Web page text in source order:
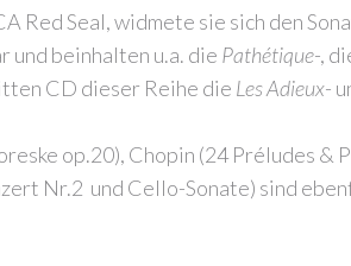
Red Seal, widmete sie sich den
und beinhalten u.a. die Pathétique-,
CD dieser Reihe die Les Adieux-
op.20), Chopin (24 Préludes &
Nr.2 und Cello-Sonate) sind